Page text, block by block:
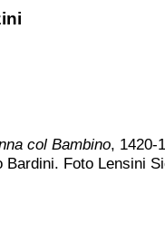
col Bambino, 1420-
Bardini. Foto Lensini